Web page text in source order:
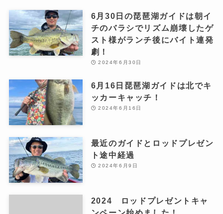
6月30日の琵琶湖ガイドは朝イ
チのバラシでリズム崩壊したゲ
スト様がランチ後にバイト連発
劇！
2024年6月30日
6月16日琵琶湖ガイドは北でキ
ッカーキャッチ！
2024年6月16日
最近のガイドとロッドプレゼン
ト途中経過
2024年6月9日
2024 ロッドプレゼントキャ